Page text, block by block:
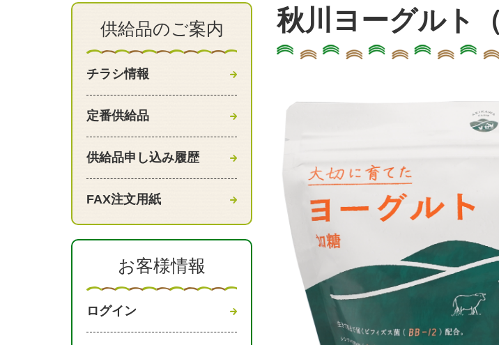
供給品のご案内
チラシ情報
定番供給品
供給品申し込み履歴
FAX注文用紙
お客様情報
ログイン
秋川ヨーグルト（